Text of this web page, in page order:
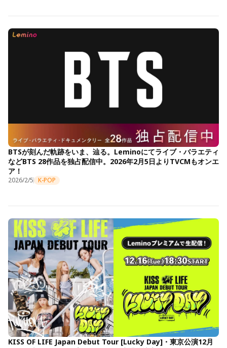
BTSが刻んだ軌跡をいま、辿る。Leminoにてライブ・バラエティ
などBTS 28作品を独占配信中。2026年2月5日よりTVCMもオンエ
ア！
2026/2/5 K-POP
KISS OF LIFE Japan Debut Tour [Lucky Day]・東京公演12月